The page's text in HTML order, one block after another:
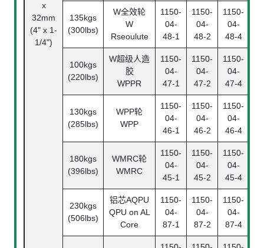
x
32mm
(4" x 1-
1/4")
135kgs
(300lbs)
W全效轮
W
Rseoulute
1150-
04-
48-1
1150-
04-
48-2
1150-
04-
48-4
100kgs
(220lbs)
W超级人造
胶
WPPR
1150-
04-
47-1
1150-
04-
47-2
1150-
04-
47-4
130kgs
(285lbs)
WPP轮
WPP
1150-
04-
46-1
1150-
04-
46-2
1150-
04-
46-4
180kgs
(396lbs)
WMRC轮
WMRC
1150-
04-
45-1
1150-
04-
45-2
1150-
04-
45-4
230kgs
(506lbs)
铝芯AQPU
QPU on AL
Core
1150-
04-
87-1
1150-
04-
87-2
1150-
04-
87-4